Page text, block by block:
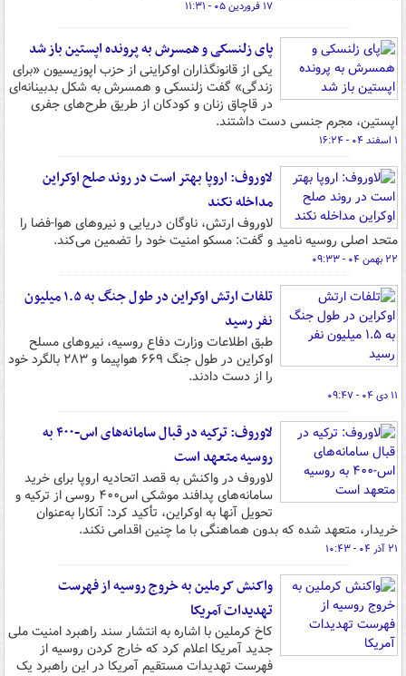
۱۷ فروردین ۰۵ - ۱۱:۳۱
پای زلنسکی و همسرش به پرونده اپستین باز شد
یکی از قانونگذاران اوکراینی از حزب اپوزیسیون «برای
زندگی» گفت زلنسکی و همسرش به شکل بدبینانه‌ای
در قاچاق زنان و کودکان از طریق طرح‌های جفری
اپستین، مجرم جنسی دست داشتند.
۱ اسفند ۰۴ - ۱۶:۲۴
لاوروف: اروپا بهتر است در روند صلح اوکراین
مداخله نکند
لاوروف ارتش، ناوگان دریایی و نیروهای هوا-فضا را
متحد اصلی روسیه نامید و گفت: مسکو امنیت خود را تضمین می‌کند.
۲۲ بهمن ۰۴ - ۰۹:۳۳
تلفات ارتش اوکراین در طول جنگ به ۱.۵ میلیون
نفر رسید
طبق اطلاعات وزارت دفاع روسیه، نیروهای مسلح
اوکراین در طول جنگ ۶۶۹ هواپیما و ۲۸۳ بالگرد خود
را از دست دادند.
۱۱ دی ۰۴ - ۰۹:۴۷
لاوروف: ترکیه در قبال سامانه‌های اس-۴۰۰ به
روسیه متعهد است
لاوروف در واکنش به قصد اتحادیه اروپا برای خرید
سامانه‌های پدافند موشکی اس۴۰۰ روسی از ترکیه و
تحویل آنها به اوکراین، تأکید کرد: آنکارا به‌عنوان
خریدار، متعهد شده که بدون هماهنگی با ما چنین اقدامی نکند.
۲۱ آذر ۰۴ - ۱۰:۴۳
واکنش کرملین به خروج روسیه از فهرست
تهدیدات آمریکا
کاخ کرملین با اشاره به انتشار سند راهبرد امنیت ملی
جدید آمریکا اعلام کرد که خارج کردن روسیه از
فهرست تهدیدات مستقیم آمریکا در این راهبرد یک